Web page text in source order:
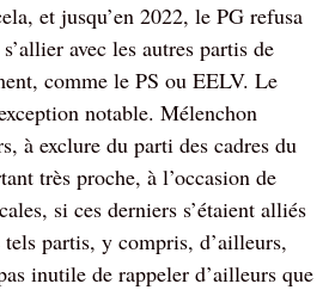
et jusqu’en 2022, le PG refusa
avec les autres partis de
comme le PS ou EELV. Le
notable. Mélenchon
à exclure du parti des cadres du
très proche, à l’occasion de
si ces derniers s’étaient alliés
tels partis, y compris, d’ailleurs,
inutile de rappeler d’ailleurs que